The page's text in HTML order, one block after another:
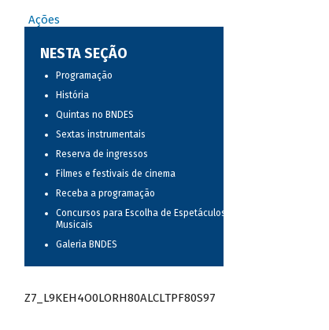
Ações
NESTA SEÇÃO
Programação
História
Quintas no BNDES
Sextas instrumentais
Reserva de ingressos
Filmes e festivais de cinema
Receba a programação
Concursos para Escolha de Espetáculos
Musicais
Galeria BNDES
Z7_L9KEH4O0LORH80ALCLTPF80S97